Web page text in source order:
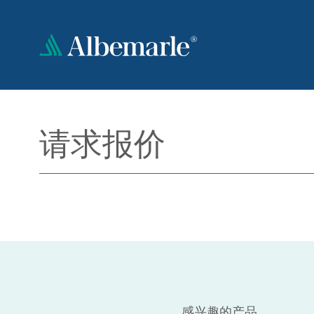
内
请求报价